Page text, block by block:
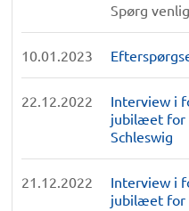
Spørg
10.01.2023
22.12.2022
Interview i
jubilæet for
Schleswig
21.12.2022
Interview i
jubilæet for